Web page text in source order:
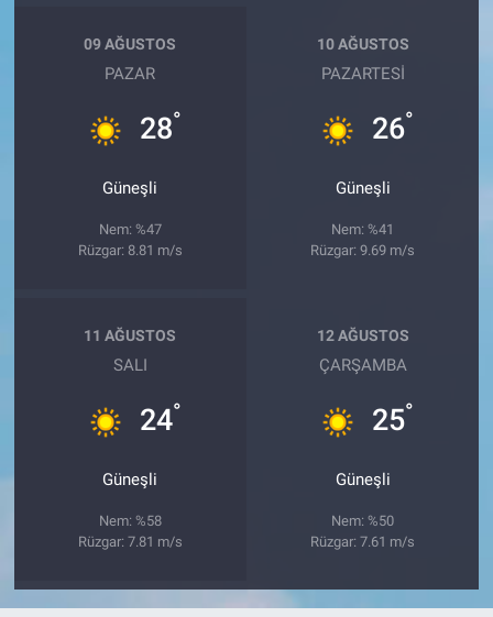
09 AĞUSTOS
PAZAR
28°
Güneşli
Nem: %47
Rüzgar: 8.81 m/s
10 AĞUSTOS
PAZARTESI
26°
Güneşli
Nem: %41
Rüzgar: 9.69 m/s
11 AĞUSTOS
SALI
24°
Güneşli
Nem: %58
Rüzgar: 7.81 m/s
12 AĞUSTOS
ÇARŞAMBA
25°
Güneşli
Nem: %50
Rüzgar: 7.61 m/s